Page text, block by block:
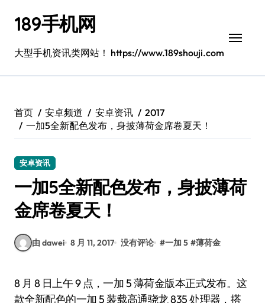
189手机网
大型手机资讯类网站！ https://www.189shouji.com
首页 安卓频道 安卓资讯
2017
一加5全新配色发布，身披薄荷金席卷夏天！
安卓资讯
一加5全新配色发布，身披薄荷
金席卷夏天！
由 dawei 8 月 11, 2017 没有评论 #一加 5 #薄荷金
8 月 8 日上午 9 点，一加 5 薄荷金版本正式发布。这
款全新配色的一加 5 装载高通骁龙 835 处理器，搭